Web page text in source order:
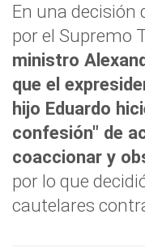
En una decisión
por el Supremo
ministro
que el
hijo Eduardo
confesión" de
coaccionar y
por lo que
cautelares